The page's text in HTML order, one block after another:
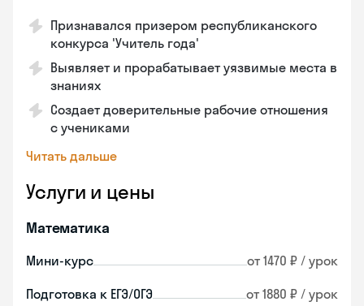
Признавался призером республиканского
конкурса 'Учитель года'
Выявляет и прорабатывает уязвимые места в
знаниях
Создает доверительные рабочие отношения
с учениками
Читать дальше
Услуги и цены
Математика
Мини-курс от 1470 ₽ / урок
Подготовка к ЕГЭ/ОГЭ от 1880 ₽ / урок